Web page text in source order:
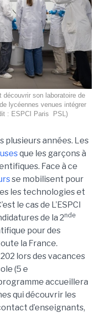
découvrir son laboratoire de
lycéennes venues intégrer
: ESPCI Paris  PSL)
plusieurs années. Les
que les garçons à
Face à ce
se mobilisent pour
les technologies et
le cas de L’ESPCI
de la 2nde
pour des
la France.
lors des vacances
(5 e
accueillera
qui découvrir les
d’enseignants,